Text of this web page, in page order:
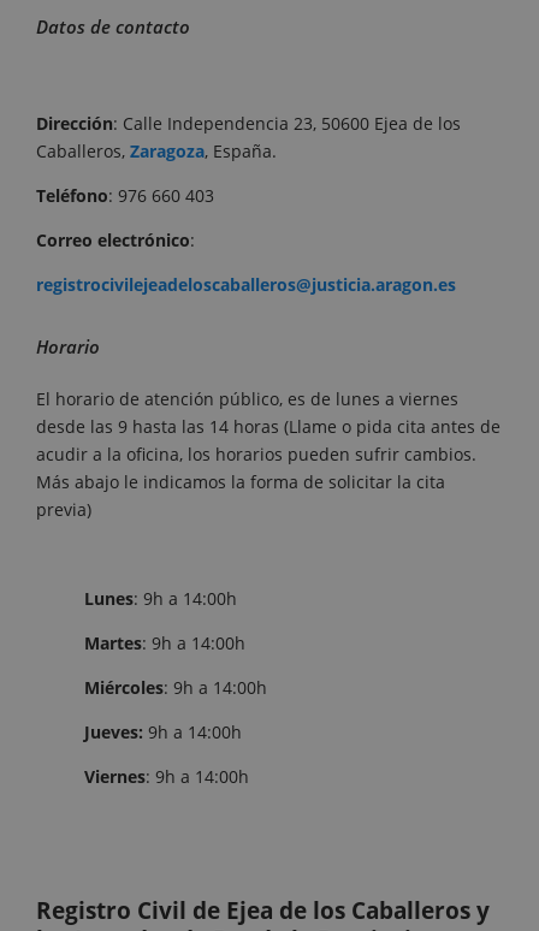
Datos de contacto
Dirección: Calle Independencia 23, 50600 Ejea de los
Caballeros, Zaragoza, España.
Teléfono: 976 660 403
Correo electrónico:
registrocivilejeadeloscaballeros@justicia.aragon.es
Horario
El horario de atención público, es de lunes a viernes
desde las 9 hasta las 14 horas (Llame o pida cita antes de
acudir a la oficina, los horarios pueden sufrir cambios.
Más abajo le indicamos la forma de solicitar la cita
previa)
Lunes: 9h a 14:00h
Martes: 9h a 14:00h
Miércoles: 9h a 14:00h
Jueves: 9h a 14:00h
Viernes: 9h a 14:00h
Registro Civil de Ejea de los Caballeros y